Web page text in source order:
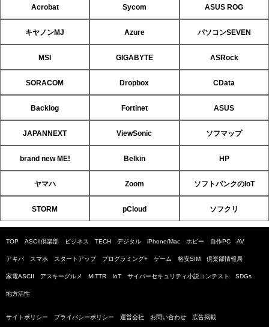
Acrobat Sycom ASUS ROG
キヤノンMJ Azure パソコンSEVEN
MSI GIGABYTE ASRock
SORACOM Dropbox CData
Backlog Fortinet ASUS
JAPANNEXT ViewSonic ソフマップ
brand new ME! Belkin HP
ヤマハ Zoom ソフトバンクのIoT
STORM pCloud ソフクリ
TOP ASCII倶楽部 ビジネス TECH デジタル iPhone/Mac ホビー 自作PC AV
アキバ スマホ スタートアップ プログラミング+ ゲーム 格安SIM 倶楽部情報局
家電ASCII アスキーグルメ MITTR IoT サイバーセキュリティ小説コンテスト SDGs
地方活性
サイトポリシー プライバシーポリシー 運営会社 お問い合わせ 広告掲載